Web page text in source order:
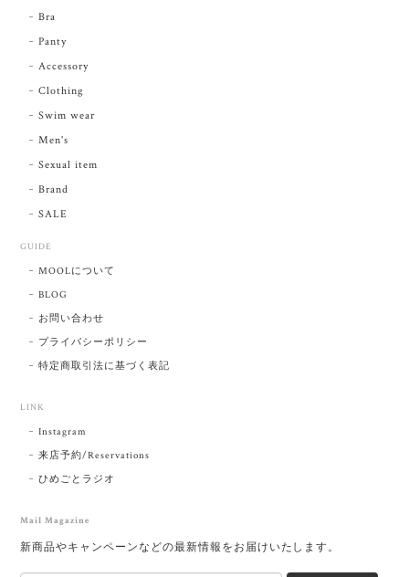
Bra
Panty
Accessory
Clothing
Swim wear
Men's
Sexual item
Brand
SALE
GUIDE
MOOLについて
BLOG
お問い合わせ
プライバシーポリシー
特定商取引法に基づく表記
LINK
Instagram
来店予約/Reservations
ひめごとラジオ
Mail Magazine
新商品やキャンペーンなどの最新情報をお届けいたします。